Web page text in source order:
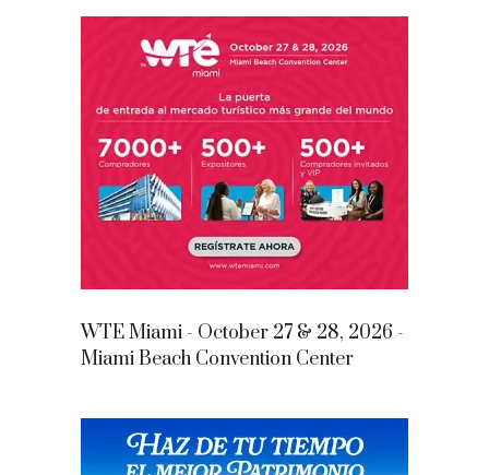
WTE Miami - October 27 & 28, 2026 -
Miami Beach Convention Center